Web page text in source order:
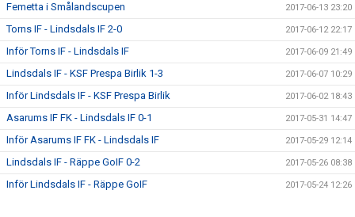
Femetta i Smålandscupen 2017-06-13 23:20
Torns IF - Lindsdals IF 2-0 2017-06-12 22:17
Inför Torns IF - Lindsdals IF 2017-06-09 21:49
Lindsdals IF - KSF Prespa Birlik 1-3 2017-06-07 10:29
Inför Lindsdals IF - KSF Prespa Birlik 2017-06-02 18:43
Asarums IF FK - Lindsdals IF 0-1 2017-05-31 14:47
Inför Asarums IF FK - Lindsdals IF 2017-05-29 12:14
Lindsdals IF - Räppe GoIF 0-2 2017-05-26 08:38
Inför Lindsdals IF - Räppe GoIF 2017-05-24 12:26